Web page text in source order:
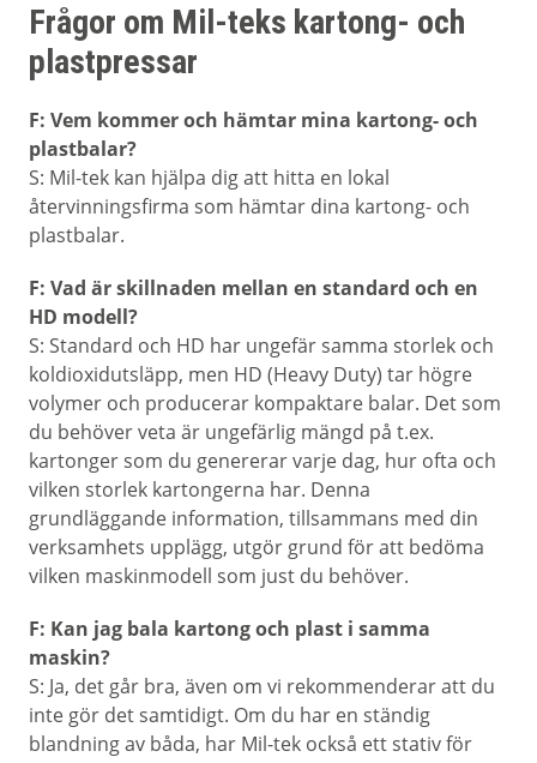
Frågor om Mil-teks kartong- och
plastpressar
F: Vem kommer och hämtar mina kartong- och
plastbalar?
S: Mil-tek kan hjälpa dig att hitta en lokal
återvinningsfirma som hämtar dina kartong- och
plastbalar.
F: Vad är skillnaden mellan en standard och en
HD modell?
S: Standard och HD har ungefär samma storlek och
koldioxidutsläpp, men HD (Heavy Duty) tar högre
volymer och producerar kompaktare balar. Det som
du behöver veta är ungefärlig mängd på t.ex.
kartonger som du genererar varje dag, hur ofta och
vilken storlek kartongerna har. Denna
grundläggande information, tillsammans med din
verksamhets upplägg, utgör grund för att bedöma
vilken maskinmodell som just du behöver.
F: Kan jag bala kartong och plast i samma
maskin?
S: Ja, det går bra, även om vi rekommenderar att du
inte gör det samtidigt. Om du har en ständig
blandning av båda, har Mil-tek också ett stativ för